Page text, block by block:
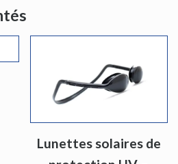
Lunettes solaires de